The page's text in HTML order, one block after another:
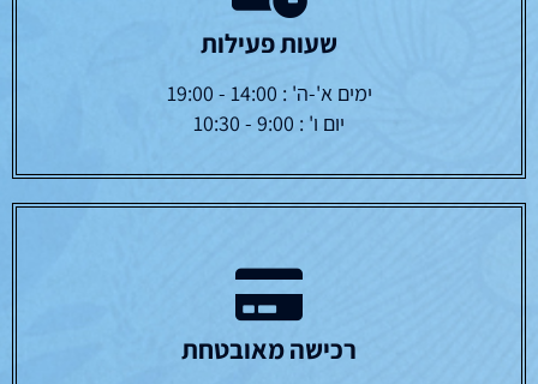
שעות פעילות
ימים א'-ה' : 14:00 - 19:00
יום ו' : 9:00 - 10:30
רכישה מאובטחת